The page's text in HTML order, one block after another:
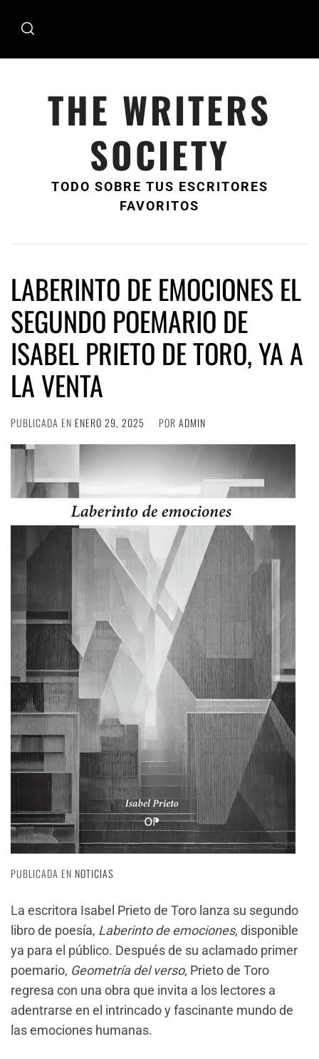
THE WRITERS
SOCIETY
TODO SOBRE TUS ESCRITORES
FAVORITOS
LABERINTO DE EMOCIONES EL
SEGUNDO POEMARIO DE
ISABEL PRIETO DE TORO, YA A
LA VENTA
PUBLICADA EN ENERO 29, 2025 POR ADMIN
PUBLICADA EN NOTICIAS
La escritora Isabel Prieto de Toro lanza su segundo
libro de poesía, Laberinto de emociones, disponible
ya para el público. Después de su aclamado primer
poemario, Geometría del verso, Prieto de Toro
regresa con una obra que invita a los lectores a
adentrarse en el intrincado y fascinante mundo de
las emociones humanas.